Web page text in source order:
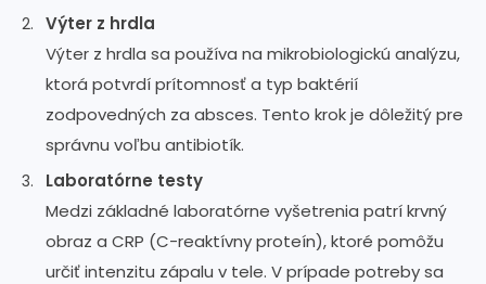
Výter z hrdla
Výter z hrdla sa používa na mikrobiologickú analýzu,
ktorá potvrdí prítomnosť a typ baktérií
zodpovedných za absces. Tento krok je dôležitý pre
správnu voľbu antibiotík.
Laboratórne testy
Medzi základné laboratórne vyšetrenia patrí krvný
obraz a CRP (C-reaktívny proteín), ktoré pomôžu
určiť intenzitu zápalu v tele. V prípade potreby sa